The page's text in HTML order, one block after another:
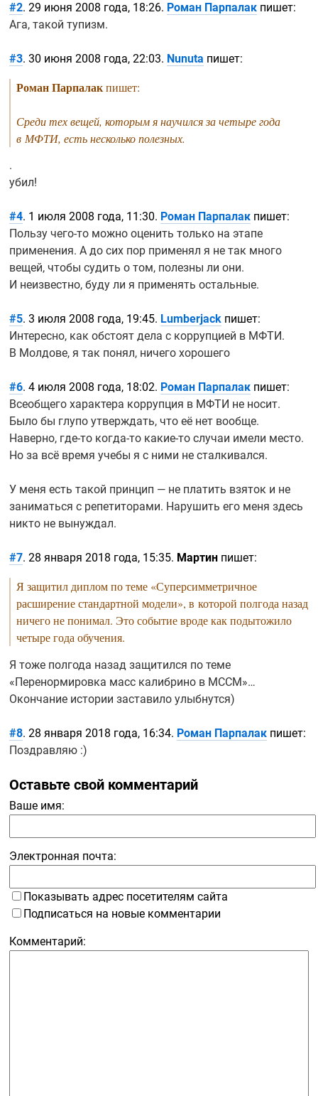
#2. 29 июня 2008 года, 18:26. Роман Парпалак пишет:
Ага, такой тупизм.
#3. 30 июня 2008 года, 22:03. Nunuta пишет:
Роман Парпалакпишет:
Среди тех вещей, которым я научился за четыре года
в МФТИ, есть несколько полезных.
.
убил!
#4. 1 июля 2008 года, 11:30. Роман Парпалак пишет:
Пользучего-то можно оценить только на этапе
применения. А до сих пор применял я не так много
вещей, чтобы судить о том, полезны ли они.
И неизвестно, буду ли я применять остальные.
#5. 3 июля 2008 года, 19:45. Lumberjack пишет:
Интересно, как обстоят дела с коррупцией в МФТИ.
В Молдове, я так понял, ничего хорошего
#6. 4 июля 2008 года, 18:02. Роман Парпалак пишет:
Всеобщего характера коррупция в МФТИ не носит.
Было бы глупо утверждать, что её нет вообще.
Наверно, где-то когда-то какие-то случаи имели место.
Но за всё время учебы я с ними не сталкивался.
У меня есть такой принцип — не платить взяток и не
заниматься с репетиторами. Нарушить его меня здесь
никто не вынуждал.
#7. 28 января 2018 года, 15:35. Мартин пишет:
Я защитил диплом по теме «Суперсимметричное
расширение стандартной модели», в которой полгода назад
ничего не понимал. Это событие вроде как подытожило
четыре года обучения.
Я тоже полгода назад защитился по теме
«Перенормировка масс калибрино в МССМ»…
Окончание истории заставило улыбнутся)
#8. 28 января 2018 года, 16:34. Роман Парпалак пишет:
Поздравляю :)
Оставьте свой комментарий
Ваше имя:
Электронная почта:
Показывать адрес посетителям сайта
Подписаться на новые комментарии
Комментарий: